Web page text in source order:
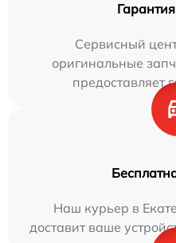
Сервисный
оригинальные
предоставляет
Наш курьер в
доставит ваше